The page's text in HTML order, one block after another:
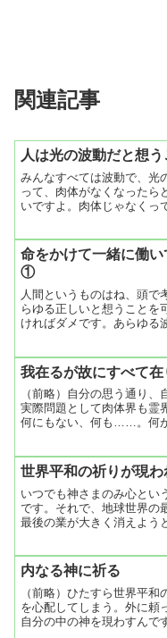
関連記事
人は光の波動だと想
みんなすべては波動で、光
って、肉体がなくなったら
いですよ。肉体じゃなくっ
意識、想い。自分の想念
命をかけて一緒に働い
①
人間というものはね、頭で
らゆる正しいと想うことを
ければダメです。あらゆる
こうだからだめじゃない
我在るが故にすべて
（前略）自分の思う通り、
実際問題として肉体界も霊
何にもない、何も……。何
んです。自分の心がある
世界平和の祈りが現
いつでも神さまのみ心とい
です。それで、地球世界の
最後の業が大きく消えよう
ならないでね、人類の損
内なる神に祈る
（前略）ひたすら世界平
を心配してしまう。外に頼
自分の中の神を現わすんで